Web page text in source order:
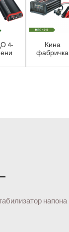
4-
за
Кина
фабричка
МБЦ2403-
напона